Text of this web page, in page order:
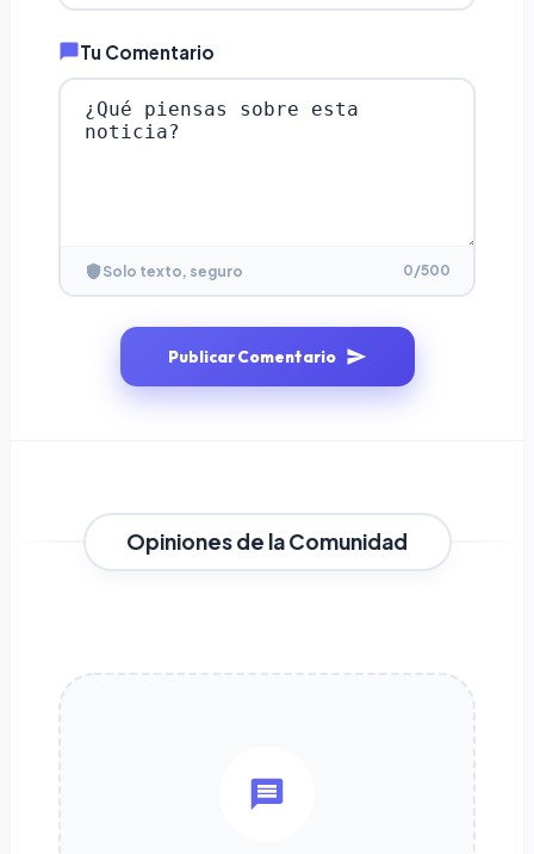
Tu Comentario
Solo texto, seguro 0/500
Publicar Comentario
Opiniones de la Comunidad